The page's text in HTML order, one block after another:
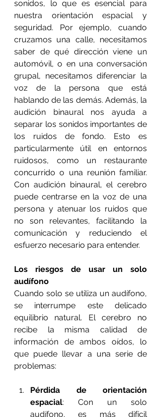
sonidos, lo que es esencial para
nuestra orientación espacial y
seguridad. Por ejemplo, cuando
cruzamos una calle, necesitamos
saber de qué dirección viene un
automóvil, o en una conversación
grupal, necesitamos diferenciar la
voz de la persona que está
hablando de las demás. Además, la
audición binaural nos ayuda a
separar los sonidos importantes de
los ruidos de fondo. Esto es
particularmente útil en entornos
ruidosos, como un restaurante
concurrido o una reunión familiar.
Con audición binaural, el cerebro
puede centrarse en la voz de una
persona y atenuar los ruidos que
no son relevantes, facilitando la
comunicación y reduciendo el
esfuerzo necesario para entender.
Los riesgos de usar un solo
audífono
Cuando solo se utiliza un audífono,
se interrumpe este delicado
equilibrio natural. El cerebro no
recibe la misma calidad de
información de ambos oídos, lo
que puede llevar a una serie de
problemas:
Pérdida de orientación
espacial: Con un solo
audífono, es más difícil